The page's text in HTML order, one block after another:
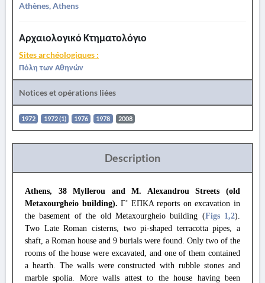
Athènes, Athens
Αρχαιολογικό Κτηματολόγιο
Sites archéologiques :
Πόλη των Αθηνών
Notices et opérations liées
1972 1972 (1) 1976 1978 2008
Description
Athens, 38 Myllerou and M. Alexandrou Streets (old
Metaxourgheio building).Γ’ ΕΠΚΑ reports on excavation in
the basement of the old Metaxourgheio building (Figs 1,2).
Two Late Roman cisterns, two pi-shaped terracotta pipes, a
shaft, a Roman house and 9 burials were found. Only two of the
rooms of the house were excavated, and one of them contained
a hearth. The walls were constructed with rubble stones and
marble spolia. More walls attest to the house having been